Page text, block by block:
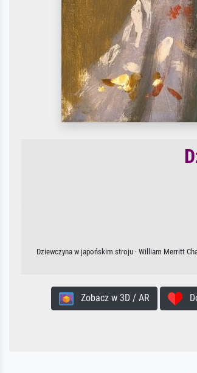
Dziewczyna w japońskim stroju · William Merritt
Zobacz w 3D / AR